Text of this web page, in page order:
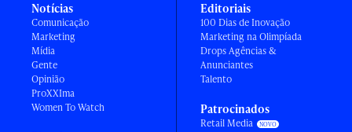
Notícias
Comunicação
Marketing
Mídia
Gente
Opinião
ProXXIma
Women To Watch
Editoriais
100 Dias de Inovação
Marketing na Olimpíada
Drops Agências &
Anunciantes
Talento
Patrocinados
Retail Media